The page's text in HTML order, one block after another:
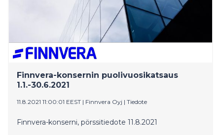
Finnvera-konsernin puolivuosikatsaus
1.1.-30.6.2021
11.8.2021 11:00:01 EEST | Finnvera Oyj | Tiedote
Finnvera-konserni, pörssitiedote 11.8.2021